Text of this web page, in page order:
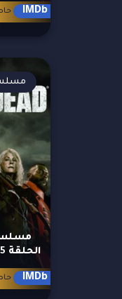
IMDb
الحلقة 5 الموسم 11 الحادي عشر
IMDb